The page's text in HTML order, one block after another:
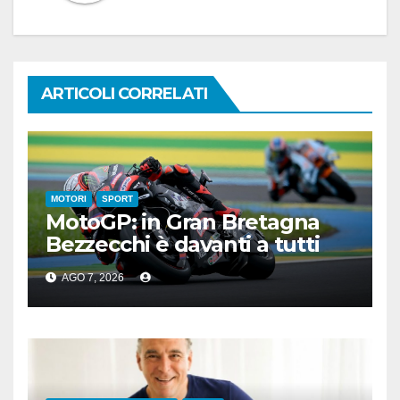
ARTICOLI CORRELATI
MOTORI SPORT
MotoGP: in Gran Bretagna
Bezzecchi è davanti a tutti
nelle Practice
AGO 7, 2026